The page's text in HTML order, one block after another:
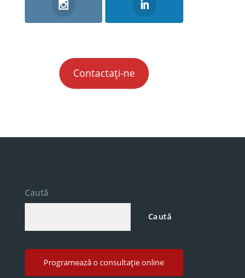
Contactați-ne
Caută
Caută
Programează o consultație online